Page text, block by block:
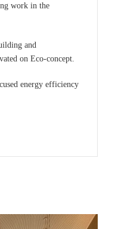
work in the
and
on Eco-concept.
energy efficiency